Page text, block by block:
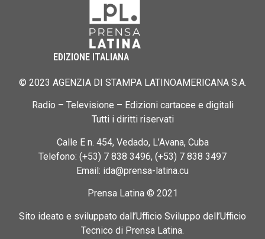
EDIZIONE ITALIANA
© 2023 AGENZIA DI STAMPA LATINOAMERICANA S.A.
Radio – Televisione – Edizioni cartacee e digitali
Tutti i diritti riservati
Calle E n. 454, Vedado, L’Avana, Cuba
Telefono: (+53) 7 838 3496, (+53) 7 838 3497
Email: ida@prensa-latina.cu
Prensa Latina © 2021
Sito ideato e sviluppato dall’Ufficio Sviluppo dell’Ufficio
Tecnico di Prensa Latina.